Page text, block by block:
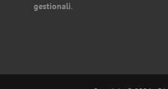
gestionali.